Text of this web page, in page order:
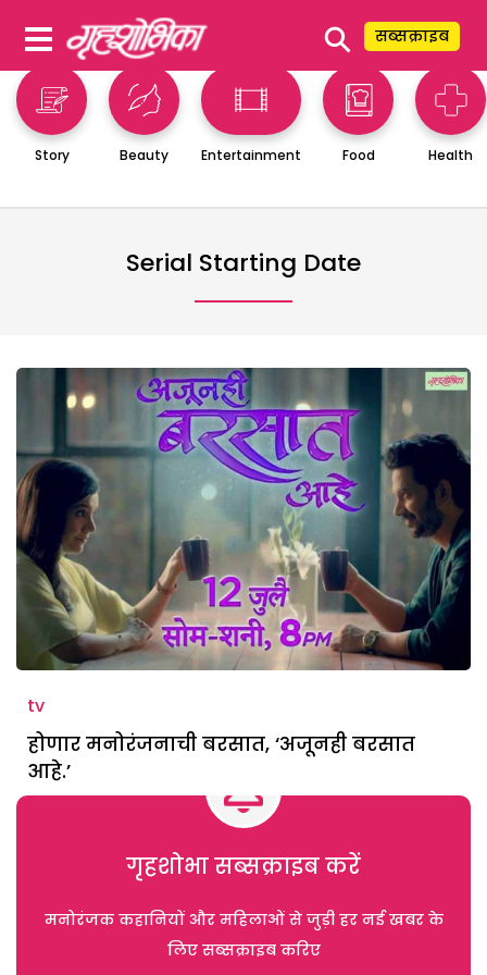
⚲ सब्सक्राइब
Story Beauty Entertainment Food Health
Serial Starting Date
tv
होणार मनोरंजनाची बरसात, ‘अजूनही बरसात
आहे.’
गृहशोभा सब्सक्राइब करें
मनोरंजक कहानियों और महिलाओं से जुड़ी हर नई खबर के
लिए सब्सक्राइब करिए